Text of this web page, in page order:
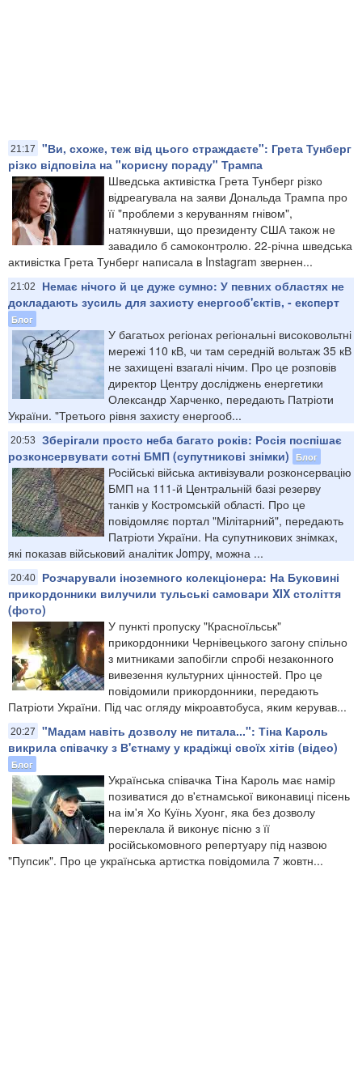
21:17
"Ви, схоже, теж від цього страждаєте": Грета Тунберг
різко відповіла на "корисну пораду" Трампа
Шведська активістка Грета Тунберг різко
відреагувала на заяви Дональда Трампа про
її "проблеми з керуванням гнівом",
натякнувши, що президенту США також не
завадило б самоконтролю. 22-річна шведська
активістка Грета Тунберг написала в Instagram звернен...
21:02
Немає нічого й це дуже сумно: У певних областях не
докладають зусиль для захисту енергооб'єктів, - експерт
Блог
У багатьох регіонах регіональні високовольтні
мережі 110 кВ, чи там середній вольтаж 35 кВ
не захищені взагалі нічим. Про це розповів
директор Центру досліджень енергетики
Олександр Харченко, передають Патріоти
України. "Третього рівня захисту енергооб...
20:53
Зберігали просто неба багато років: Росія поспішає
розконсервувати сотні БМП (супутникові знімки)
Блог
Російські війська активізували розконсервацію
БМП на 111-й Центральній базі резерву
танків у Костромській області. Про це
повідомляє портал "Мілітарний", передають
Патріоти України. На супутникових знімках,
які показав військовий аналітик Jompy, можна ...
20:40
Розчарували іноземного колекціонера: На Буковині
прикордонники вилучили тульські самовари XIX століття
(фото)
У пункті пропуску "Красноїльськ"
прикордонники Чернівецького загону спільно
з митниками запобігли спробі незаконного
вивезення культурних цінностей. Про це
повідомили прикордонники, передають
Патріоти України. Під час огляду мікроавтобуса, яким керував...
20:27
"Мадам навіть дозволу не питала...": Тіна Кароль
викрила співачку з В'єтнаму у крадіжці своїх хітів (відео)
Блог
Українська співачка Тіна Кароль має намір
позиватися до в'єтнамської виконавиці пісень
на ім'я Хо Куїнь Хуонг, яка без дозволу
переклала й виконує пісню з її
російськомовного репертуару під назвою
"Пупсик". Про це українська артистка повідомила 7 жовтн...